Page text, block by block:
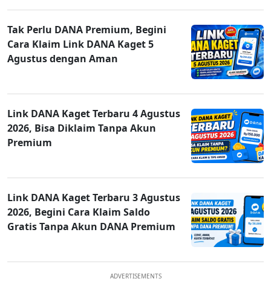
Tak Perlu DANA Premium, Begini
Cara Klaim Link DANA Kaget 5
Agustus dengan Aman
Link DANA Kaget Terbaru 4 Agustus
2026, Bisa Diklaim Tanpa Akun
Premium
Link DANA Kaget Terbaru 3 Agustus
2026, Begini Cara Klaim Saldo
Gratis Tanpa Akun DANA Premium
ADVERTISEMENTS